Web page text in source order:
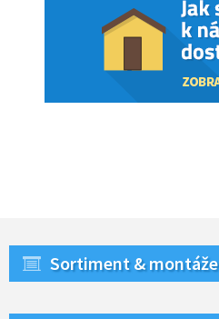
Sortiment & montáže